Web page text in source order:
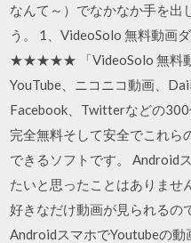
なんて～）でなかなか手を出
う。 1、VideoSolo 無料動画
★★★★★ 「VideoSolo 無料動
YouTube、ニコニコ動画、
Facebook、Twitterなどの300
完全無料そして安全でこれら
できるソフトです。 Android
たいと思ったことはありませ
好きなだけ動画が見られるの
AndroidスマホでYoutubeの